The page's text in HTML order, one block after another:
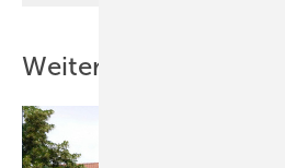
Weitere Inhalte